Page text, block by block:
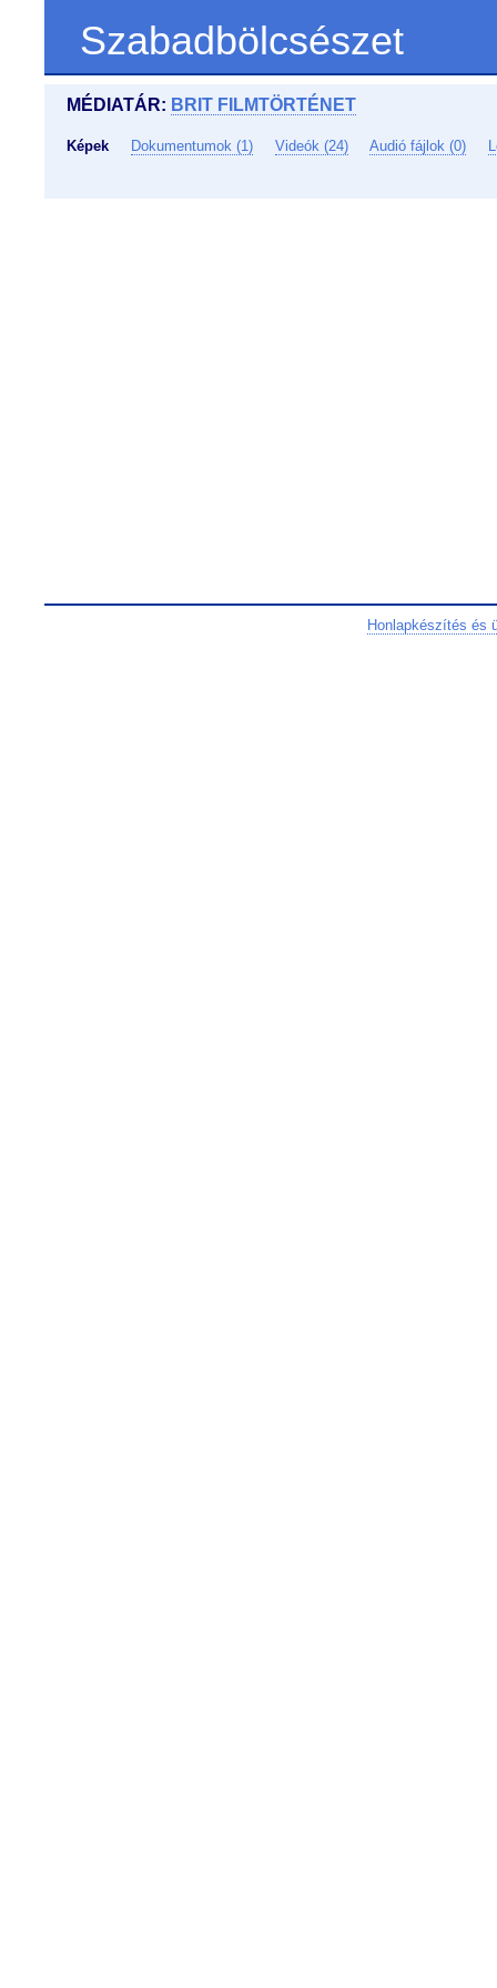
Szabadbölcsészet
MÉDIATÁR: BRIT FILMTÖRTÉNET
Képek Dokumentumok (1) Videók (24) Audió fájlok (0)
Honlapkészítés és